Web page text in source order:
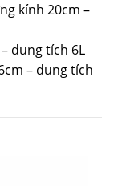
kính 20cm –
dung tích 6L
– dung tích